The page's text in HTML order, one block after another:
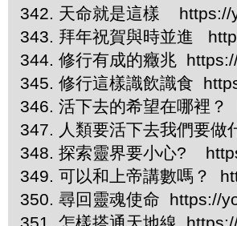
342. 天命就是這樣 https://
343. 拜年祝賀與時並進
344. 修行有成的癥兆
345. 修行這樣識飲識食
346. 活下去的希望在哪裡
347. 人類要活下去我們要
348. 探索靈界要小心?
349. 可以和上帝講數嗎？
350. 尋回靈魂使命 https://